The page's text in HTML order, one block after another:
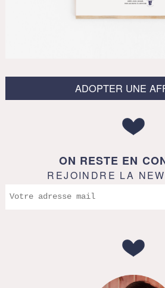
ADOPTER UNE
ON RESTE EN
REJOINDRE LA